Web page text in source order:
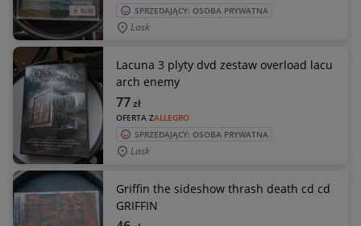
SPRZEDAJĄCY: OSOBA PRYWATNA
Lask
Lacuna 3 plyty dvd zestaw overload lacu
arch enemy
OFERTA ZALLEGRO
77zł
SPRZEDAJĄCY: OSOBA PRYWATNA
Lask
Griffin the sideshow thrash death cd cd
GRIFFIN